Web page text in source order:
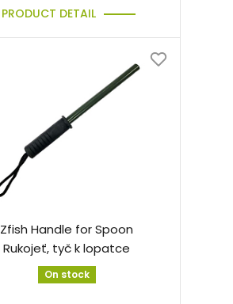
PRODUCT DETAIL
Zfish Handle for Spoon
Rukojeť, tyč k lopatce
On stock